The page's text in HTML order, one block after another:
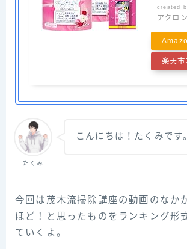
created
アクロン
楽天市
たくみ
こんにちは！たくみです
今回は茂木流掃除講座の動画のなか
ほど！と思ったものをランキング形
ていくよ。